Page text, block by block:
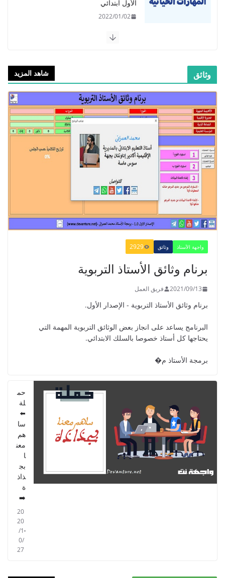
​دليل المفيد في اللغة العربية للمستوى
​Guide Prof - ​​​Guide Mes
apprentissages en Français 6 AEP
-2021
2021/09/01
الدليل البيداغوجي لتنمية المهارات
الحياتية
GUIDE DU PROFESSEUR -
PARCOURS - 6ème ANNEE 2021
2021/09/01
وثائق شاهد المزيد
واجهة الأستاذ وثائق 2929
برنام وثائق الأستاذ التربوية
2021/09/13 فريق العمل
برنام وثائق الأستاذ التربوية - الإصدار الأول.
البرنامج يساعد على انجاز بعض الوثائق التربوية المهمة التي
يحتاجها كل أستاذ خصوصا بالسلك الابتدائي.
برمجة الأستاذ م�
حم
لة
⬅️
سا
هم
معن
ا
بج
ذاذ
ة
➡️
20
20
/1
0/
27